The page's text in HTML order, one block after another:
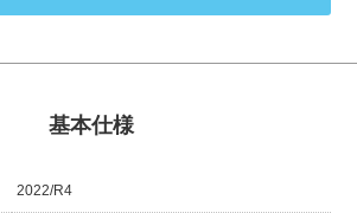
基本仕様
2022/R4